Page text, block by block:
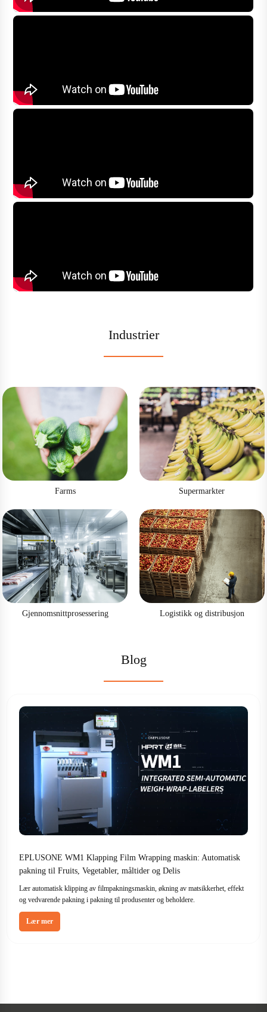
Industrier
Farms Supermarkter
Gjennomsnittprosessering Logistikk og distribusjon
Blog
EPLUSONE WM1 Klapping Film Wrapping maskin: Automatisk
pakning til Fruits, Vegetabler, måltider og Delis
Lær automatisk klipping av filmpakningsmaskin, økning av matsikkerhet, effekt
og vedvarende pakning i pakning til produsenter og beholdere.
Lær mer